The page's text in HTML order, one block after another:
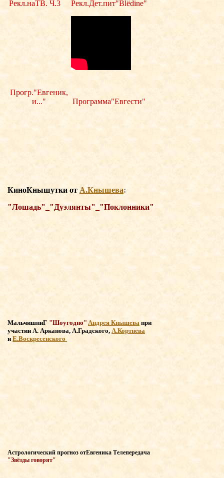
Рекл.наТВ. Ч.3 Рекл.Дет.пит"Blёdine"
Прогр."Евгеник,
и..."
Программа"Евгести"
КиноКнышутки от А.Кнышева:
"Лошадь"_"Дуэлянты"_"Поклонники"
МальчишниГ "Шоугодно" Андрея Кнышева при
участии А. Арканова, А.Градского, А.Кортнева
и Е.Воскресенского
Астрологический прогноз отЕвгеника Телепередача
"Звёзды говорят"